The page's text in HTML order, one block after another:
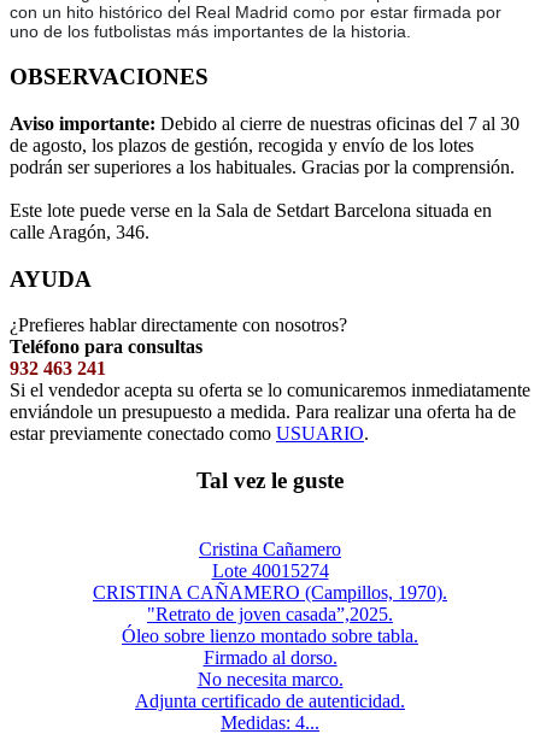
con un hito histórico del Real Madrid como por estar firmada por
uno de los futbolistas más importantes de la historia.
OBSERVACIONES
Aviso importante: Debido al cierre de nuestras oficinas del 7 al 30
de agosto, los plazos de gestión, recogida y envío de los lotes
podrán ser superiores a los habituales. Gracias por la comprensión.
Este lote puede verse en la Sala de Setdart Barcelona situada en
calle Aragón, 346.
AYUDA
¿Prefieres hablar directamente con nosotros?
Teléfono para consultas
932 463 241
Si el vendedor acepta su oferta se lo comunicaremos inmediatamente
enviándole un presupuesto a medida. Para realizar una oferta ha de
estar previamente conectado como USUARIO.
Tal vez le guste
Cristina Cañamero
Lote 40015274
CRISTINA CAÑAMERO (Campillos, 1970).
"Retrato de joven casada”,2025.
Óleo sobre lienzo montado sobre tabla.
Firmado al dorso.
No necesita marco.
Adjunta certificado de autenticidad.
Medidas: 4...